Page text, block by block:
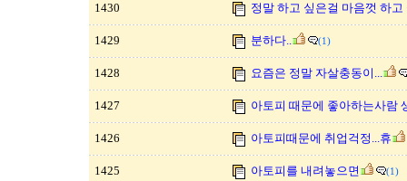
1430 정말 하고 싶은걸 마음껏 하고
1429 분하다.. (1)
1428 요즘은 정말 자살충동이...
1427 아토피 때문에 좋아하는사람
1426 아토피때문에 취업걱정...휴
1425 아토피를 내려놓으면 (1)